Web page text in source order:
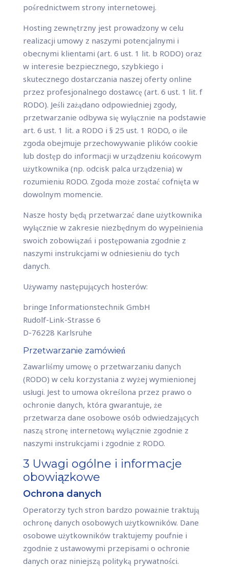
pośrednictwem strony internetowej.
Hosting zewnętrzny jest prowadzony w celu
realizacji umowy z naszymi potencjalnymi i
obecnymi klientami (art. 6 ust. 1 lit. b RODO) oraz
w interesie bezpiecznego, szybkiego i
skutecznego dostarczania naszej oferty online
przez profesjonalnego dostawcę (art. 6 ust. 1 lit. f
RODO). Jeśli zażądano odpowiedniej zgody,
przetwarzanie odbywa się wyłącznie na podstawie
art. 6 ust. 1 lit. a RODO i § 25 ust. 1 RODO, o ile
zgoda obejmuje przechowywanie plików cookie
lub dostęp do informacji w urządzeniu końcowym
użytkownika (np. odcisk palca urządzenia) w
rozumieniu RODO. Zgoda może zostać cofnięta w
dowolnym momencie.
Nasze hosty będą przetwarzać dane użytkownika
wyłącznie w zakresie niezbędnym do wypełnienia
swoich zobowiązań i postępowania zgodnie z
naszymi instrukcjami w odniesieniu do tych
danych.
Używamy następujących hosterów:
bringe Informationstechnik GmbH
Rudolf-Link-Strasse 6
D-76228 Karlsruhe
Przetwarzanie zamówień
Zawarliśmy umowę o przetwarzaniu danych
(RODO) w celu korzystania z wyżej wymienionej
usługi. Jest to umowa określona przez prawo o
ochronie danych, która gwarantuje, że
przetwarza dane osobowe osób odwiedzających
naszą stronę internetową wyłącznie zgodnie z
naszymi instrukcjami i zgodnie z RODO.
3 Uwagi ogólne i informacje
obowiązkowe
Ochrona danych
Operatorzy tych stron bardzo poważnie traktują
ochronę danych osobowych użytkowników. Dane
osobowe użytkowników traktujemy poufnie i
zgodnie z ustawowymi przepisami o ochronie
danych oraz niniejszą polityką prywatności.